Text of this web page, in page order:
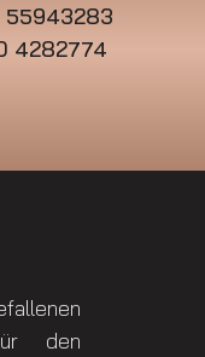
55943283
4282774
den